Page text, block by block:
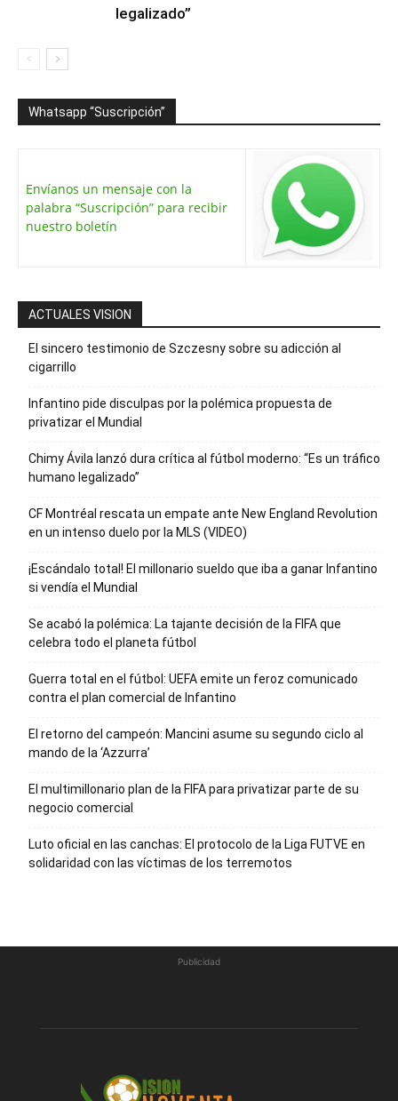
legalizado”
Whatsapp “Suscripción”
Envíanos un mensaje con la
palabra “Suscripción” para recibir
nuestro boletín
ACTUALES VISION
El sincero testimonio de Szczesny sobre su adicción al
cigarrillo
Infantino pide disculpas por la polémica propuesta de
privatizar el Mundial
Chimy Ávila lanzó dura crítica al fútbol moderno: “Es un tráfico
humano legalizado”
CF Montréal rescata un empate ante New England Revolution
en un intenso duelo por la MLS (VIDEO)
¡Escándalo total! El millonario sueldo que iba a ganar Infantino
si vendía el Mundial
Se acabó la polémica: La tajante decisión de la FIFA que
celebra todo el planeta fútbol
Guerra total en el fútbol: UEFA emite un feroz comunicado
contra el plan comercial de Infantino
El retorno del campeón: Mancini asume su segundo ciclo al
mando de la ‘Azzurra’
El multimillonario plan de la FIFA para privatizar parte de su
negocio comercial
Luto oficial en las canchas: El protocolo de la Liga FUTVE en
solidaridad con las víctimas de los terremotos
Publicidad